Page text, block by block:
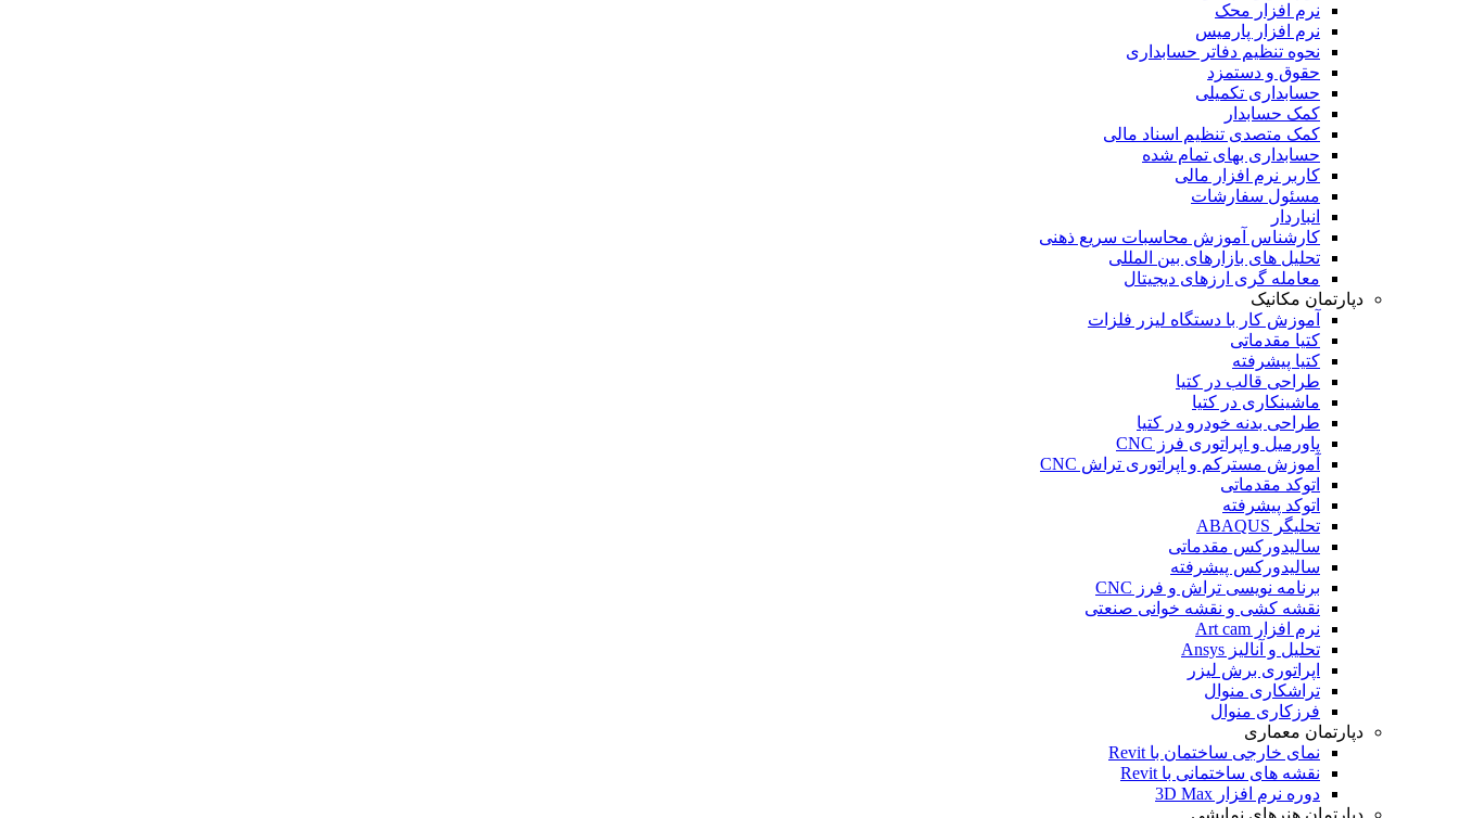
نرم افزار محک
نرم افزار پارمیس
نحوه تنظیم دفاتر حسابداری
حقوق و دستمزد
حسابداری تکمیلی
کمک حسابدار
کمک متصدی تنظیم اسناد مالی
حسابداری بهای تمام شده
کاربر نرم افزار مالی
مسئول سفارشات
انباردار
کارشناس آموزش محاسبات سریع ذهنی
تحلیل های بازارهای بین المللی
معامله گری ارزهای دیجیتال
دپارتمان مکانیک
آموزش کار با دستگاه لیزر فلزات
کتیا مقدماتی
کتیا پیشرفته
طراحی قالب در کتیا
ماشینکاری در کتیا
طراحی بدنه خودرو در کتیا
پاورمیل و اپراتوری فرز CNC
آموزش مسترکم و اپراتوری تراش CNC
اتوکد مقدماتی
اتوکد پیشرفته
تحلیگر ABAQUS
سالیدورکس مقدماتی
سالیدورکس پیشرفته
برنامه نویسی تراش و فرز CNC
نقشه کشی و نقشه خوانی صنعتی
نرم افزار Art cam
تحلیل و آنالیز Ansys
اپراتوری برش لیزر
تراشکاری منوال
فرزکاری منوال
دپارتمان معماری
نمای خارجی ساختمان با Revit
نقشه های ساختمانی با Revit
دوره نرم افزار 3D Max
دپارتمان هنرهای نمایشی